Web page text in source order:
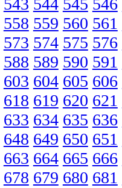
543 544 545 546
558 559 560 561
573 574 575 576
588 589 590 591
603 604 605 606
618 619 620 621
633 634 635 636
648 649 650 651
663 664 665 666
678 679 680 681